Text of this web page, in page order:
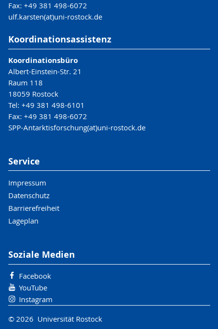
Fax: +49 381 498-6072
ulf.karsten(at)uni-rostock.de
Koordinationsassistenz
Koordinationsbüro
Albert-Einstein-Str. 21
Raum 118
18059 Rostock
Tel: +49 381 498-6101
Fax: +49 381 498-6072
SPP-Antarktisforschung(at)uni-rostock.de
Service
Impressum
Datenschutz
Barrierefreiheit
Lageplan
Soziale Medien
Facebook
YouTube
Instagram
© 2026 Universität Rostock